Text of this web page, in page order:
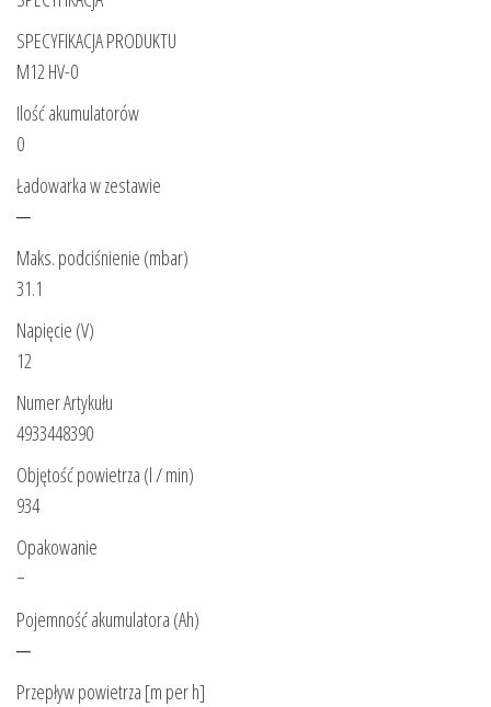
SPECYFIKACJA PRODUKTU
M12 HV-0
Ilość akumulatorów
0
Ładowarka w zestawie
─
Maks. podciśnienie (mbar)
31.1
Napięcie (V)
12
Numer Artykułu
4933448390
Objętość powietrza (l / min)
934
Opakowanie
−
Pojemność akumulatora (Ah)
─
Przepływ powietrza [m per h]